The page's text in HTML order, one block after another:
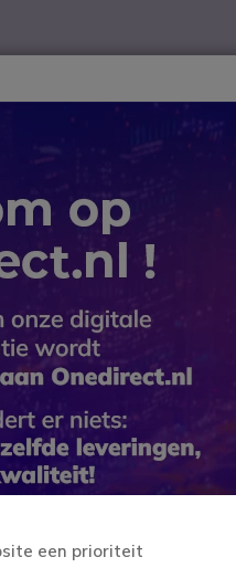
Waarom
300 € (excl. btw)
EPOS PC
SKU SEPC8USB // Referentie
Duo USB-headset met
3.7 van 194 Reviews
BESPAAR 36,00 €
59,00 €
Aantaleen prioriteit